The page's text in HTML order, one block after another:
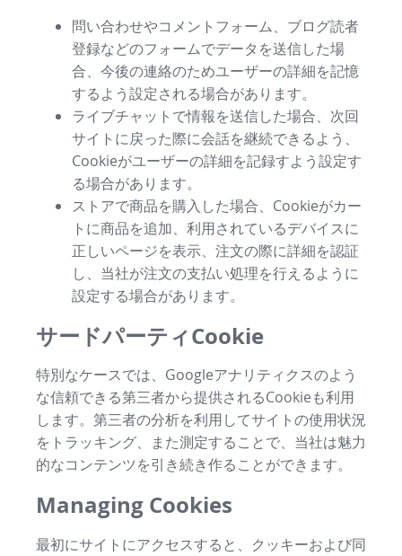
問い合わせやコメントフォーム、ブログ読者
登録などのフォームでデータを送信した場
合、今後の連絡のためユーザーの詳細を記憶
するよう設定される場合があります。
ライブチャットで情報を送信した場合、次回
サイトに戻った際に会話を継続できるよう、
Cookieがユーザーの詳細を記録すよう設定す
る場合があります。
ストアで商品を購入した場合、Cookieがカー
トに商品を追加、利用されているデバイスに
正しいページを表示、注文の際に詳細を認証
し、当社が注文の支払い処理を行えるように
設定する場合があります。
サードパーティCookie
特別なケースでは、Googleアナリティクスのよう
な信頼できる第三者から提供されるCookieも利用
します。第三者の分析を利用してサイトの使用状況
をトラッキング、また測定することで、当社は魅力
的なコンテンツを引き続き作ることができます。
Managing Cookies
最初にサイトにアクセスすると、クッキーおよび同